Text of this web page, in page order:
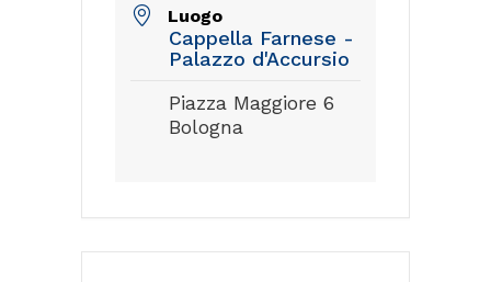
Luogo
Cappella Farnese -
Palazzo d'Accursio
Piazza Maggiore 6
Bologna